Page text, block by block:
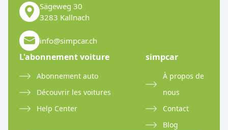
Sägeweg 30
3283 Kallnach
info@simpcar.ch
L'abonnement voiture
Abonnement auto
Découvrir les voitures
Help Center
simpcar
À propos de
nous
Contact
Blog